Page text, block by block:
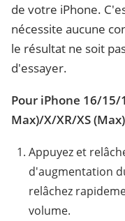
de votre iPhone.
nécessite aucune
le résultat ne soit
d'essayer.
Pour iPhone 16/15/
Max)/X/XR/XS
Appuyez et
d'augmentation
relâchez
volume.